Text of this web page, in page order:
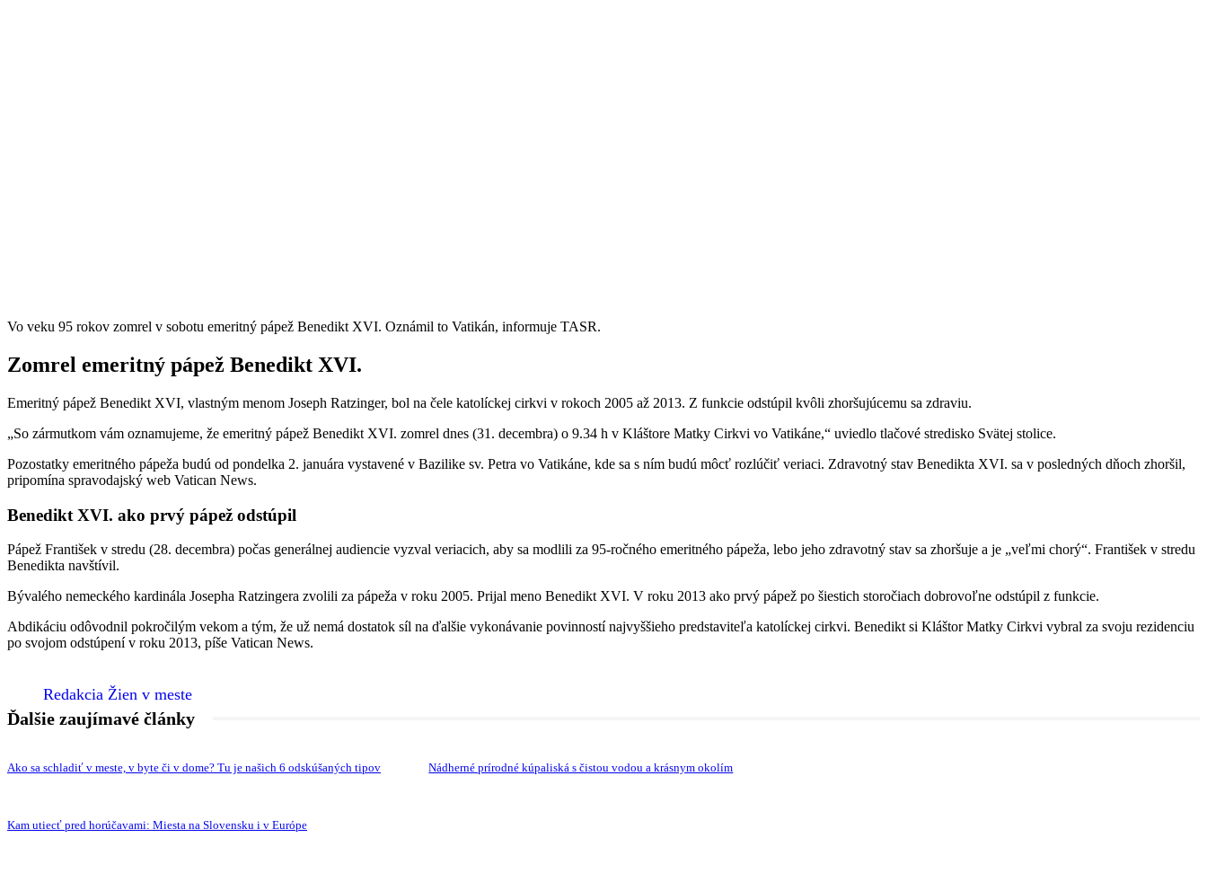
Vo veku 95 rokov zomrel v sobotu emeritný pápež Benedikt XVI. Oznámil to Vatikán, informuje TASR.
Zomrel emeritný pápež Benedikt XVI.
Emeritný pápež Benedikt XVI, vlastným menom Joseph Ratzinger, bol na čele katolíckej cirkvi v rokoch 2005 až 2013. Z funkcie odstúpil kvôli zhoršujúcemu sa zdraviu.
„So zármutkom vám oznamujeme, že emeritný pápež Benedikt XVI. zomrel dnes (31. decembra) o 9.34 h v Kláštore Matky Cirkvi vo Vatikáne,“ uviedlo tlačové stredisko Svätej stolice.
Pozostatky emeritného pápeža budú od pondelka 2. januára vystavené v Bazilike sv. Petra vo Vatikáne, kde sa s ním budú môcť rozlúčiť veriaci. Zdravotný stav Benedikta XVI. sa v posledných dňoch zhoršil,
pripomína spravodajský web Vatican News.
Benedikt XVI. ako prvý pápež odstúpil
Pápež František v stredu (28. decembra) počas generálnej audiencie vyzval veriacich, aby sa modlili za 95-ročného emeritného pápeža, lebo jeho zdravotný stav sa zhoršuje a je „veľmi chorý“. František v stredu
Benedikta navštívil.
Bývalého nemeckého kardinála Josepha Ratzingera zvolili za pápeža v roku 2005. Prijal meno Benedikt XVI. V roku 2013 ako prvý pápež po šiestich storočiach dobrovoľne odstúpil z funkcie.
Abdikáciu odôvodnil pokročilým vekom a tým, že už nemá dostatok síl na ďalšie vykonávanie povinností najvyššieho predstaviteľa katolíckej cirkvi. Benedikt si Kláštor Matky Cirkvi vybral za svoju rezidenciu
po svojom odstúpení v roku 2013, píše Vatican News.
Redakcia Žien v meste
Ďalšie zaujímavé články
Ako sa schladiť v meste, v byte či v dome? Tu je našich 6 odskúšaných tipov Nádherné prírodné kúpaliská s čistou vodou a krásnym okolím
Kam utiecť pred horúčavami: Miesta na Slovensku i v Európe